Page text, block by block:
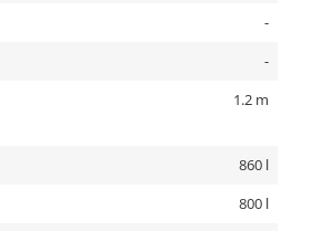
-
-
1.2 m
860 l
800 l